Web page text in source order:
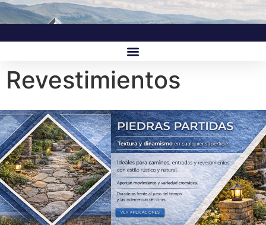
Revestimientos